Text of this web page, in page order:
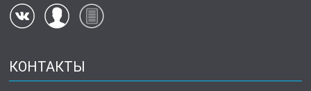
КОНТАКТЫ